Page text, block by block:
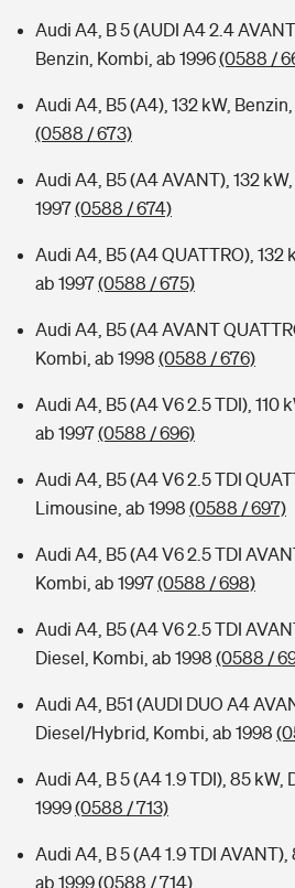
Audi A4, B 5 (AUDI A4 2.4
Benzin, Kombi, ab 1996(0588 /
Audi A4, B5 (A4), 132 kW,
(0588 / 673)
Audi A4, B5 (A4 AVANT), 132
1997(0588 / 674)
Audi A4, B5 (A4 QUATTRO), 132
ab 1997(0588 / 675)
Audi A4, B5 (A4 AVANT
Kombi, ab 1998 (0588 / 676)
Audi A4, B5 (A4 V6 2.5 TDI), 110
ab 1997(0588 / 696)
Audi A4, B5 (A4 V6 2.5 TDI
Limousine, ab 1998 (0588 / 697)
Audi A4, B5 (A4 V6 2.5 TDI
Kombi, ab 1997(0588 / 698)
Audi A4, B5 (A4 V6 2.5 TDI
Diesel, Kombi, ab 1998 (0588 /
Audi A4, B51 (AUDI DUO A4
Diesel/Hybrid, Kombi, ab 1998
Audi A4, B 5 (A4 1.9 TDI), 85 kW,
1999(0588 / 713)
Audi A4, B 5 (A4 1.9 TDI
ab 1999(0588 / 714)